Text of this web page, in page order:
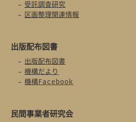
受託調査研究
区画整理関連情報
出版配布図書
出版配布図書
機構だより
機構Facebook
民間事業者研究会